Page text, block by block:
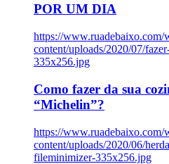
POR UM DIA
https://www.ruadebaixo.com/
content/uploads/2020/07/
335x256.jpg
Como fazer da sua
“Michelin”?
https://www.ruadebaixo.com/
content/uploads/2020/06/
fileminimizer-335x256.jpg